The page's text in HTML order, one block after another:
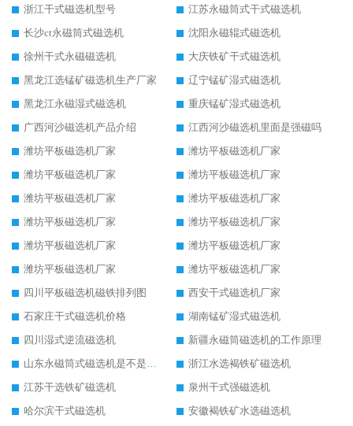
浙江干式磁选机型号
江苏永磁筒式干式磁选机
长沙ct永磁筒式磁选机
沈阳永磁辊式磁选机
徐州干式永磁磁选机
大庆铁矿干式磁选机
黑龙江选锰矿磁选机生产厂家
辽宁锰矿湿式磁选机
黑龙江永磁湿式磁选机
重庆锰矿湿式磁选机
广西河沙磁选机产品介绍
江西河沙磁选机里面是强磁吗
潍坊平板磁选机厂家
潍坊平板磁选机厂家
潍坊平板磁选机厂家
潍坊平板磁选机厂家
潍坊平板磁选机厂家
潍坊平板磁选机厂家
潍坊平板磁选机厂家
潍坊平板磁选机厂家
潍坊平板磁选机厂家
潍坊平板磁选机厂家
潍坊平板磁选机厂家
潍坊平板磁选机厂家
四川平板磁选机磁铁排列图
西安干式磁选机厂家
石家庄干式磁选机价格
湖南锰矿湿式磁选机
四川湿式逆流磁选机
新疆永磁筒磁选机的工作原理
山东永磁筒式磁选机是不是强磁
浙江水选褐铁矿磁选机
江苏干选铁矿磁选机
泉州干式强磁选机
哈尔滨干式磁选机
安徽褐铁矿水选磁选机